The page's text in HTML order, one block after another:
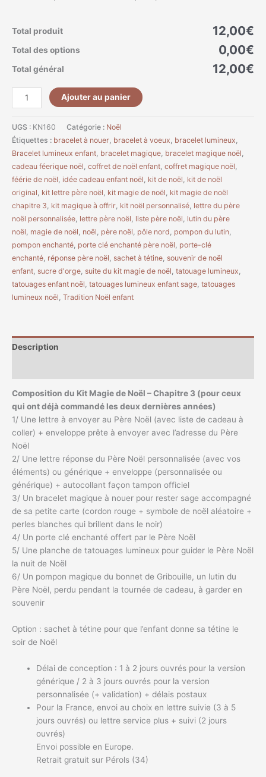
Total produit 12,00€
Total des options 0,00€
Total général 12,00€
Ajouter au panier
UGS : KN160 Catégorie : Noël
Étiquettes : bracelet à nouer bracelet à voeux bracelet lumineux
Bracelet lumineux enfant bracelet magique bracelet magique noël
cadeau féerique noël coffret de noël enfant coffret magique noël
féérie de noël idée cadeau enfant noël kit de noël kit de noël
original kit lettre père noël kit magie de noël kit magie de noël
chapitre 3 kit magique à offrir kit noël personnalisé lettre du père
noël personnalisée lettre père noël liste père noël lutin du père
noël magie de noël noël père noël pôle nord pompon du lutin
pompon enchanté porte clé enchanté père noël porte-clé
enchanté réponse père noël sachet à tétine souvenir de noël
enfant sucre d'orge suite du kit magie de noël tatouage lumineux
tatouages enfant noël tatouages lumineux enfant sage tatouages
lumineux noël Tradition Noël enfant
Description
Composition du Kit Magie de Noël – Chapitre 3 (pour ceux
qui ont déjà commandé les deux dernières années)
1/ Une lettre à envoyer au Père Noël (avec liste de cadeau à
coller) + enveloppe prête à envoyer avec l’adresse du Père
Noël
2/ Une lettre réponse du Père Noël personnalisée (avec vos
éléments) ou générique + enveloppe (personnalisée ou
générique) + autocollant façon tampon officiel
3/ Un bracelet magique à nouer pour rester sage accompagné
de sa petite carte (cordon rouge + symbole de noël aléatoire +
perles blanches qui brillent dans le noir)
4/ Un porte clé enchanté offert par le Père Noël
5/ Une planche de tatouages lumineux pour guider le Père Noël
la nuit de Noël
6/ Un pompon magique du bonnet de Gribouille, un lutin du
Père Noël, perdu pendant la tournée de cadeau, à garder en
souvenir
Option : sachet à tétine pour que l’enfant donne sa tétine le
soir de Noël
Délai de conception : 1 à 2 jours ouvrés pour la version
générique / 2 à 3 jours ouvrés pour la version
personnalisée (+ validation) + délais postaux
Pour la France, envoi au choix en lettre suivie (3 à 5
jours ouvrés) ou lettre service plus + suivi (2 jours
ouvrés)
Envoi possible en Europe.
Retrait gratuit sur Pérols (34)